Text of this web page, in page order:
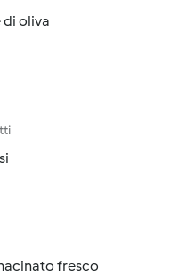
di oliva
fresco